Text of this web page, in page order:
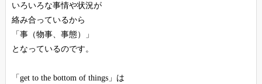
いろいろな事情や状況が
絡み合っているから
「事（物事、事態）」
となっているのです。
「get to the bottom of things」は